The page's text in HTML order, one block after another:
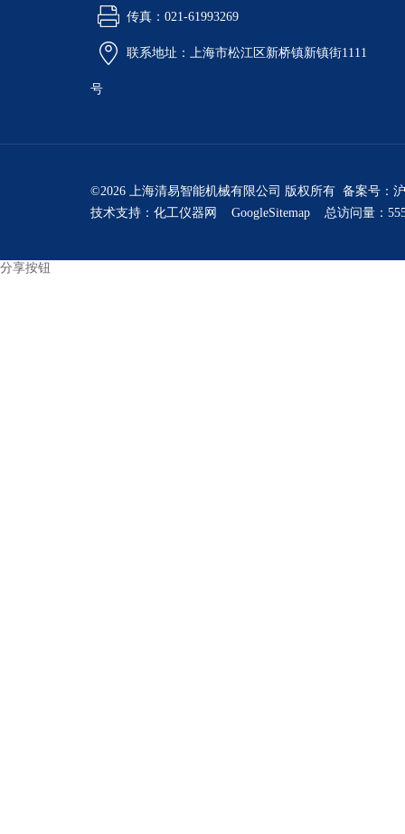
传真：021-61993269
联系地址：上海市松江区新桥镇新镇街1111
号
©2026 上海清易智能机械有限公司 版权所有 备案号：
技术支持： 化工仪器网 GoogleSitemap 总访问量：
分享按钮